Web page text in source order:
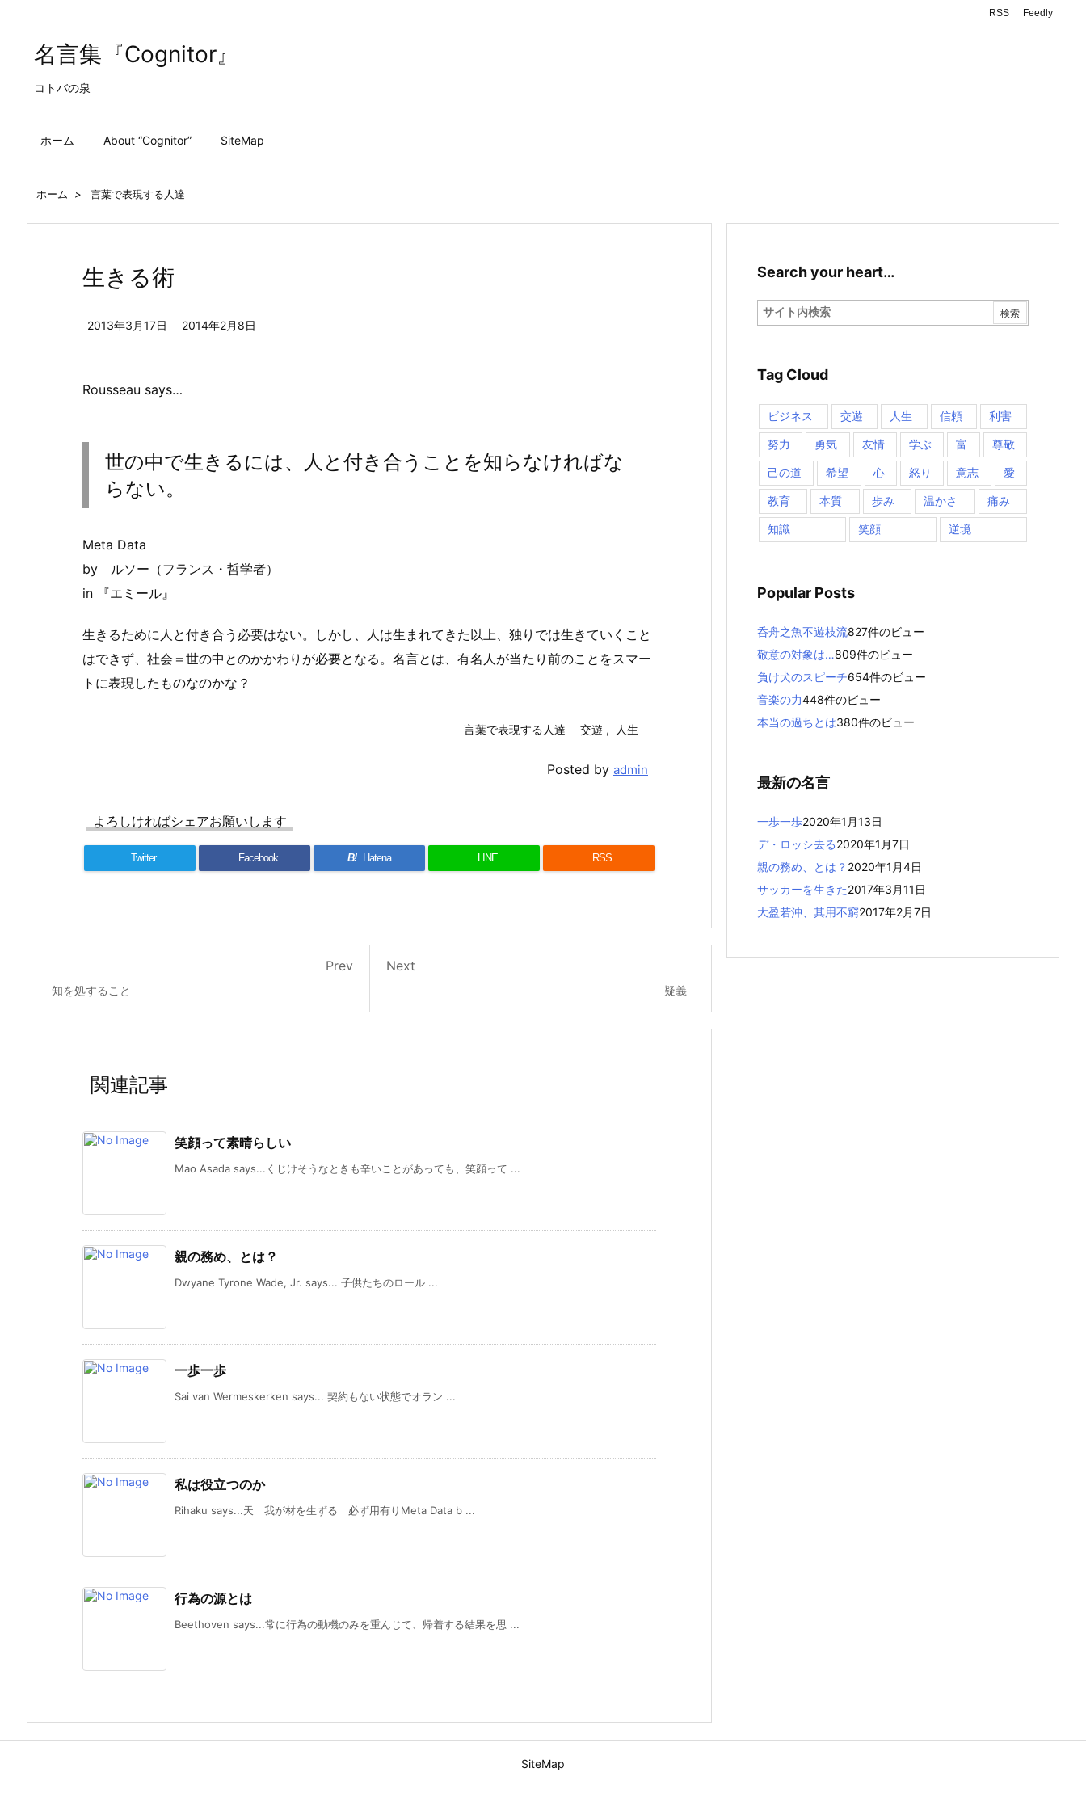
名言集『Cognitor』
コトバの泉
ホーム About “Cognitor” SiteMap
RSS Feedly
ホーム > 言葉で表現する人達
生きる術
2013年3月17日 2014年2月8日
Rousseau says…
世の中で生きるには、人と付き合うことを知らなければな
らない。
Meta Data
by ルソー（フランス・哲学者）
in 『エミール』
生きるために人と付き合う必要はない。しかし、人は生まれてきた以上、独りでは生きていくこと
はできず、社会＝世の中とのかかわりが必要となる。名言とは、有名人が当たり前のことをスマー
トに表現したものなのかな？
言葉で表現する人達 交遊 , 人生
Posted by admin
よろしければシェアお願いします
Twitter Facebook B! Hatena LINE RSS
疑義
Next
知を処すること
Prev
関連記事
笑顔って素晴らしい
Mao Asada says...くじけそうなときも辛いことがあっても、笑顔って ...
親の務め、とは？
Dwyane Tyrone Wade, Jr. says... 子供たちのロール ...
一歩一歩
Sai van Wermeskerken says... 契約もない状態でオラン ...
私は役立つのか
Rihaku says...天 我が材を生ずる 必ず用有りMeta Data b ...
行為の源とは
Beethoven says...常に行為の動機のみを重んじて、帰着する結果を思 ...
Search your heart…
Tag Cloud
ビジネス 交遊 人生 信頼 利害
努力 勇気 友情 学ぶ 富 尊敬
己の道 希望 心 怒り 意志 愛
教育 本質 歩み 温かさ 痛み
知識 笑顔 逆境
Popular Posts
呑舟之魚不遊枝流827件のビュー
敬意の対象は…809件のビュー
負け犬のスピーチ654件のビュー
音楽の力448件のビュー
本当の過ちとは380件のビュー
最新の名言
一歩一歩2020年1月13日
デ・ロッシ去る2020年1月7日
親の務め、とは？ 2020年1月4日
サッカーを生きた2017年3月11日
大盈若沖、其用不窮2017年2月7日
SiteMap